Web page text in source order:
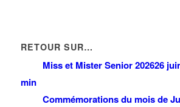
RETOUR SUR…
Miss et Mister Senior 202626
min
Commémorations du mois de